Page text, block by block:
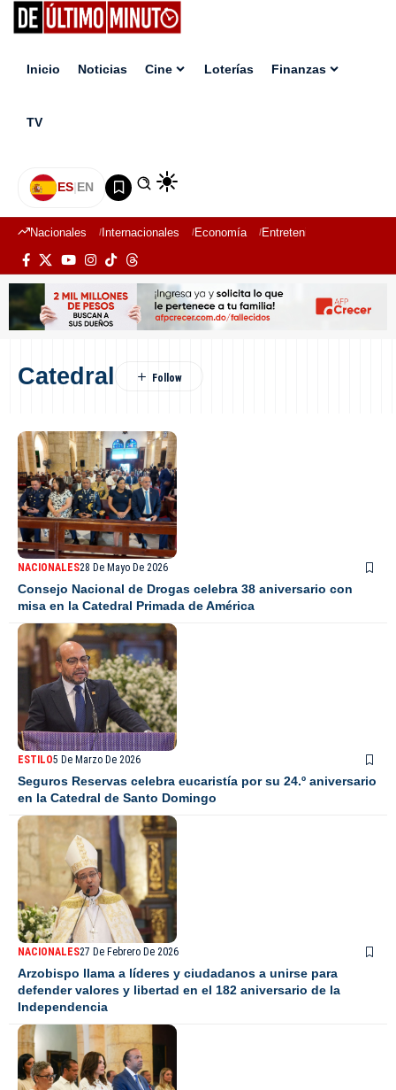
Inicio Noticias Cine Loterías Finanzas
TV
ES|EN
Nacionales Internacionales Economía Entretenimiento
Catedral
NACIONALES28 De Mayo De 2026
Consejo Nacional de Drogas celebra 38 aniversario con
misa en la Catedral Primada de América
ESTILO5 De Marzo De 2026
Seguros Reservas celebra eucaristía por su 24.º aniversario
en la Catedral de Santo Domingo
NACIONALES27 De Febrero De 2026
Arzobispo llama a líderes y ciudadanos a unirse para
defender valores y libertad en el 182 aniversario de la
Independencia